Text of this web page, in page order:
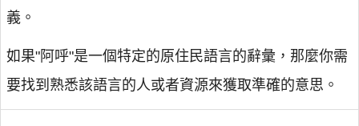
義。
如果"阿呼"是一個特定的原住民語言的辭彙，那麼你需
要找到熟悉該語言的人或者資源來獲取準確的意思。